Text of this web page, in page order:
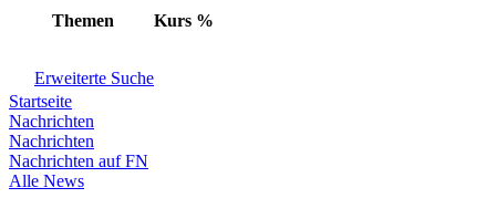
Themen Kurs %
Erweiterte Suche
Startseite
Nachrichten
Nachrichten
Nachrichten auf FN
Alle News